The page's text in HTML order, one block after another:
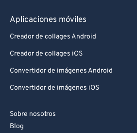
Aplicaciones móviles
Creador de collages Android
Creador de collages iOS
Convertidor de imágenes Android
Convertidor de imágenes iOS
Sobre nosotros
Blog